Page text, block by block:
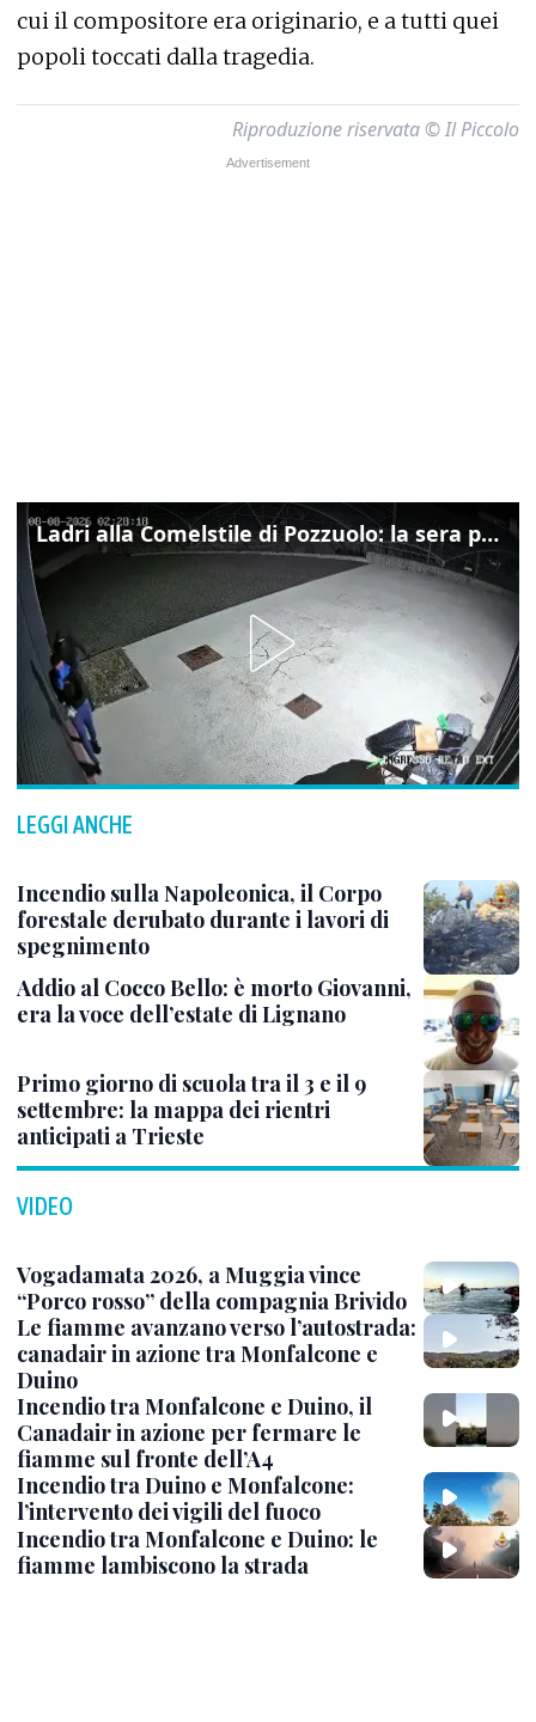
cui il compositore era originario, e a tutti quei
popoli toccati dalla tragedia.
Riproduzione riservata © Il Piccolo
Ladri alla Comelstile di Pozzuolo: la sera prima il tentato furto a Buja, ecco le immagini
LEGGI ANCHE
Incendio sulla Napoleonica, il Corpo
forestale derubato durante i lavori di
spegnimento
Addio al Cocco Bello: è morto Giovanni,
era la voce dell’estate di Lignano
Primo giorno di scuola tra il 3 e il 9
settembre: la mappa dei rientri
anticipati a Trieste
VIDEO
Vogadamata 2026, a Muggia vince
“Porco rosso” della compagnia Brivido
Le fiamme avanzano verso l’autostrada:
canadair in azione tra Monfalcone e
Duino
Incendio tra Monfalcone e Duino, il
Canadair in azione per fermare le
fiamme sul fronte dell’A4
Incendio tra Duino e Monfalcone:
l’intervento dei vigili del fuoco
Incendio tra Monfalcone e Duino: le
fiamme lambiscono la strada